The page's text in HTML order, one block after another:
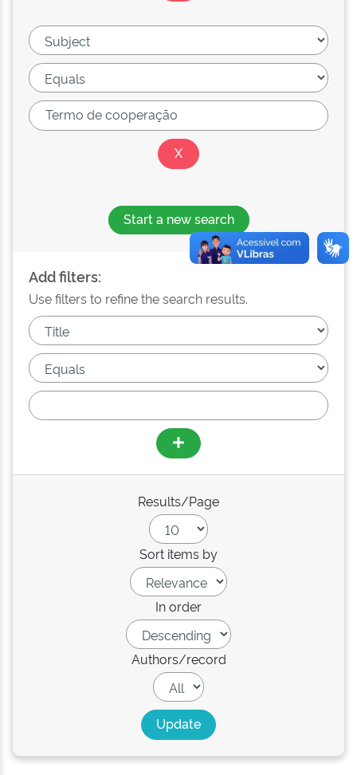
Start a new search
Add filters:
Use filters to refine the search results.
Results/Page
Sort items by
In order
Authors/record